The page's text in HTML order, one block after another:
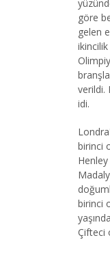
göre
gelen
verildi.
idi.
birinci
Henley
birinci
Çifteci